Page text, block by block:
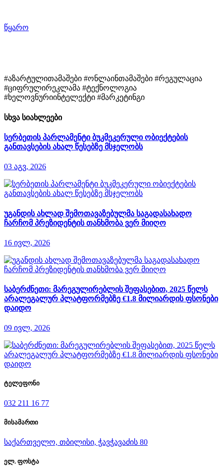
წყარო
#აზარტულითამაშები #ონლაინთამაშები #რეგულაცია
#ციფრულირეკლამა #ტექნოლოგია
#ხელოვნურიინტელექტი #მარკეტინგი
სხვა სიახლეები
სერბეთის პარლამენტი ბუკმეკერული ობიექტების
განთავსების ახალ წესებზე მსჯელობს
03 აგვ, 2026
უგანდის ახლად შემოთავაზებულმა საგადასახადო
ჩარჩომ პრეზიდენტის თანხმობა ვერ მიიღო
16 ივლ, 2026
საბერძნეთი: მარეგულირებლის შეფასებით, 2025 წელს
არალეგალურ პლატფორმებზე €1.8 მილიარდის ფსონები
დაიდო
09 ივლ, 2026
ტელეფონი
032 211 16 77
მისამართი
საქართველო, თბილისი, ჭავჭავაძის 80
ელ. ფოსტა